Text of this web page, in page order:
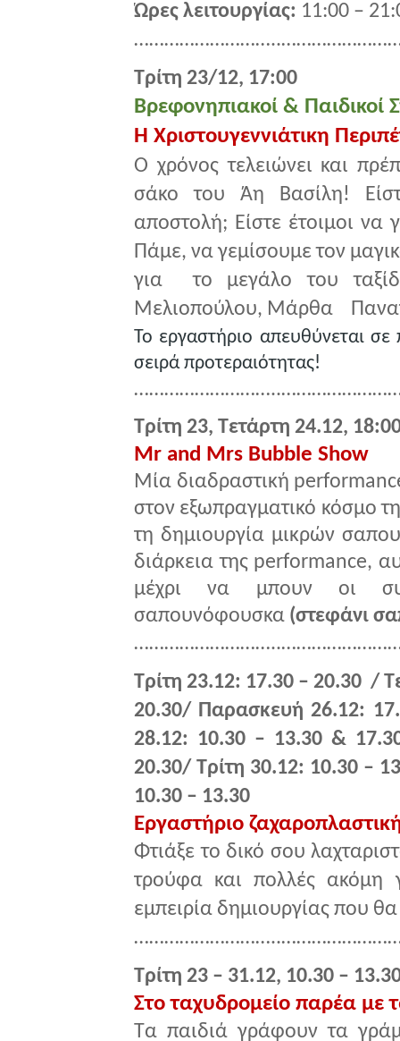
Ώρες λειτουργίας: 11:00 –
Τρίτη 23/12, 17:00
Βρεφονηπιακοί &
Η Χριστουγεννιάτικη
Ο χρόνος τελειώνει και
σάκο του Άη Βασίλη!
αποστολή; Είστε έτοιμοι να
Πάμε, να γεμίσουμε τον
για το μεγάλο του
Μελιοπούλου, Μάρθα
Το εργαστήριο απευθύνεται
σειρά προτεραιότητας!
Τρίτη 23, Τετάρτη 24.12,
Mr and Mrs Bubble Show
Μία διαδραστική
στον εξωπραγματικό κόσμο
τη δημιουργία μικρών
διάρκεια της performance,
μέχρι να μπουν οι
σαπουνόφουσκα (στεφάνι
Τρίτη 23.12: 17.30 – 20.30 /
20.30/ Παρασκευή 26.12:
28.12: 10.30 – 13.30 &
20.30/ Τρίτη 30.12: 10.30 –
10.30 – 13.30
Εργαστήριο
Φτιάξε το δικό σου
τρούφα και πολλές ακόμη
εμπειρία δημιουργίας που
Τρίτη 23 – 31.12, 10.30 –
Στο ταχυδρομείο παρέα με
Τα παιδιά γράφουν τα